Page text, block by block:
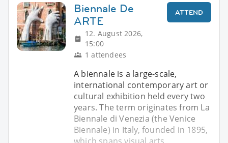
Biennale De
ARTE
12. August 2026,
15:00
1 attendees
ATTEND
A biennale is a large-scale,
international contemporary art or
cultural exhibition held every two
years. The term originates from La
Biennale di Venezia (the Venice
Biennale) in Italy, founded in 1895,